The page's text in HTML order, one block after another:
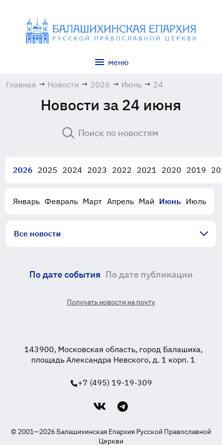
меню
Главная → Новости → 2026 → Июнь → 24
Новости за 24 июня
2026 2025 2024 2023 2022 2021 2020 2019
Январь Февраль Март Апрель Май Июнь Июль
Все новости
По дате события По дате публикации
Получать новости на почту
143900, Московская область, город Балашиха,
площадь Александра Невского, д. 1 корп. 1
+7 (495) 19-19-309
© 2001—2026 Балашихинская Епархия Русской Православной
Церкви